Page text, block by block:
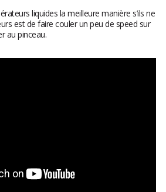
liquides la meilleure manière s’ils ne
est de faire couler un peu de speed sur
au pinceau.